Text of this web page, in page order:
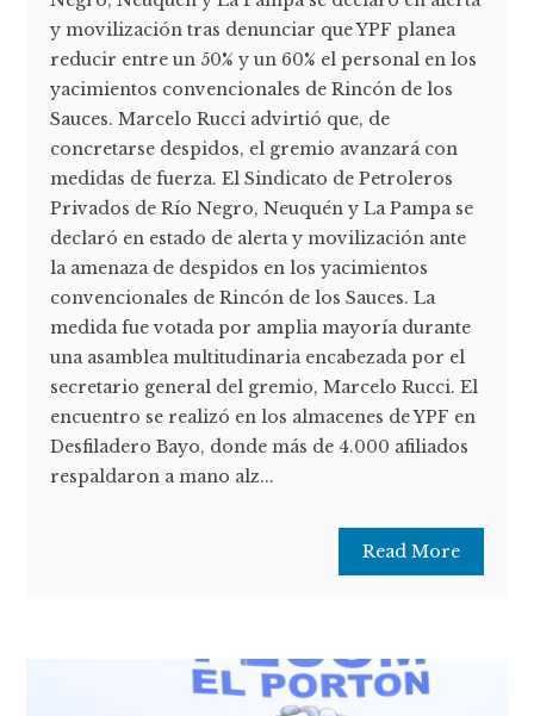
y movilización tras denunciar que YPF planea
reducir entre un 50% y un 60% el personal en los
yacimientos convencionales de Rincón de los
Sauces. Marcelo Rucci advirtió que, de
concretarse despidos, el gremio avanzará con
medidas de fuerza. El Sindicato de Petroleros
Privados de Río Negro, Neuquén y La Pampa se
declaró en estado de alerta y movilización ante
la amenaza de despidos en los yacimientos
convencionales de Rincón de los Sauces. La
medida fue votada por amplia mayoría durante
una asamblea multitudinaria encabezada por el
secretario general del gremio, Marcelo Rucci. El
encuentro se realizó en los almacenes de YPF en
Desfiladero Bayo, donde más de 4.000 afiliados
respaldaron a mano alz...
Read More